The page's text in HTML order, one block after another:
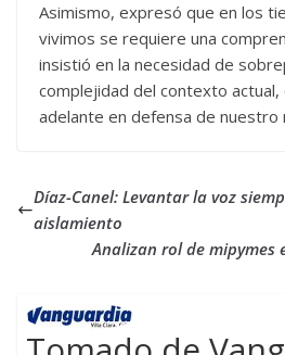
Asimismo, expresó que en los
vivimos se requiere una
insistió en la necesidad de
complejidad del contexto
adelante en defensa de nuestro
Díaz-Canel: Levantar la voz
aislamiento
Analizan rol de mipymes